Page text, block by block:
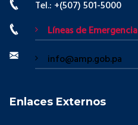
Tel.: +(507) 501-5000
Líneas de Emergencia
info@amp.gob.pa
Enlaces Externos